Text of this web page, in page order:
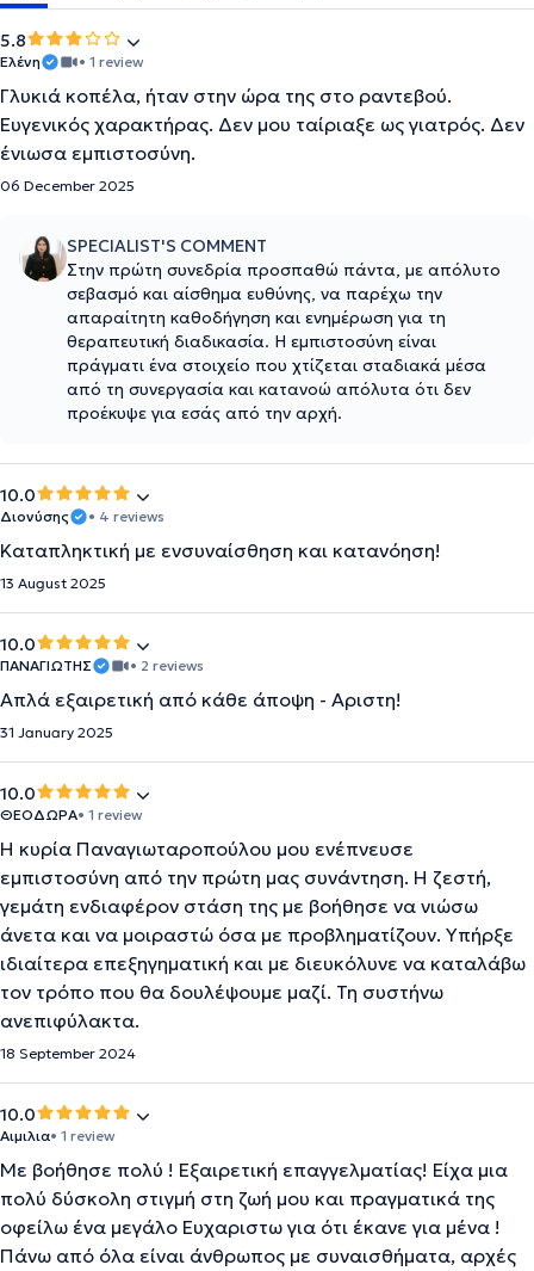
5.8
Ελένη • 1 review
Γλυκιά κοπέλα, ήταν στην ώρα της στο ραντεβού.
Ευγενικός χαρακτήρας. Δεν μου ταίριαξε ως γιατρός. Δεν
ένιωσα εμπιστοσύνη.
06 December 2025
SPECIALIST'S COMMENT
Στην πρώτη συνεδρία προσπαθώ πάντα, με απόλυτο
σεβασμό και αίσθημα ευθύνης, να παρέχω την
απαραίτητη καθοδήγηση και ενημέρωση για τη
θεραπευτική διαδικασία. Η εμπιστοσύνη είναι
πράγματι ένα στοιχείο που χτίζεται σταδιακά μέσα
από τη συνεργασία και κατανοώ απόλυτα ότι δεν
προέκυψε για εσάς από την αρχή.
10.0
Διονύσης • 4 reviews
Καταπληκτική με ενσυναίσθηση και κατανόηση!
13 August 2025
10.0
ΠΑΝΑΓΙΩΤΗΣ • 2 reviews
Απλά εξαιρετική από κάθε άποψη - Αριστη!
31 January 2025
10.0
ΘΕΟΔΩΡΑ• 1 review
Η κυρία Παναγιωταροπούλου μου ενέπνευσε
εμπιστοσύνη από την πρώτη μας συνάντηση. Η ζεστή,
γεμάτη ενδιαφέρον στάση της με βοήθησε να νιώσω
άνετα και να μοιραστώ όσα με προβληματίζουν. Υπήρξε
ιδιαίτερα επεξηγηματική και με διευκόλυνε να καταλάβω
τον τρόπο που θα δουλέψουμε μαζί. Τη συστήνω
ανεπιφύλακτα.
18 September 2024
10.0
Αιμιλια• 1 review
Με βοήθησε πολύ ! Εξαιρετική επαγγελματίας! Είχα μια
πολύ δύσκολη στιγμή στη ζωή μου και πραγματικά της
οφείλω ένα μεγάλο Ευχαριστω για ότι έκανε για μένα !
Πάνω από όλα είναι άνθρωπος με συναισθήματα, αρχές